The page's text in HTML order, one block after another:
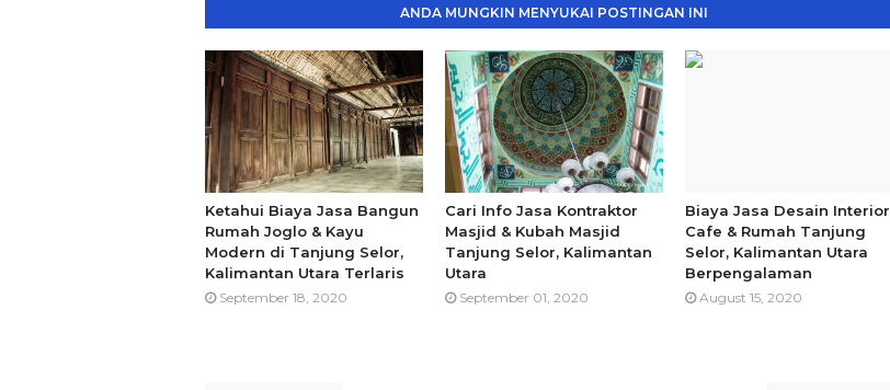
ANDA MUNGKIN MENYUKAI POSTINGAN INI
Ketahui Biaya Jasa Bangun
Rumah Joglo & Kayu
Modern di Tanjung Selor,
Kalimantan Utara Terlaris
September 18, 2020
Cari Info Jasa Kontraktor
Masjid & Kubah Masjid
Tanjung Selor, Kalimantan
Utara
September 01, 2020
Biaya Jasa Desain Interior
Cafe & Rumah Tanjung
Selor, Kalimantan Utara
Berpengalaman
August 15, 2020